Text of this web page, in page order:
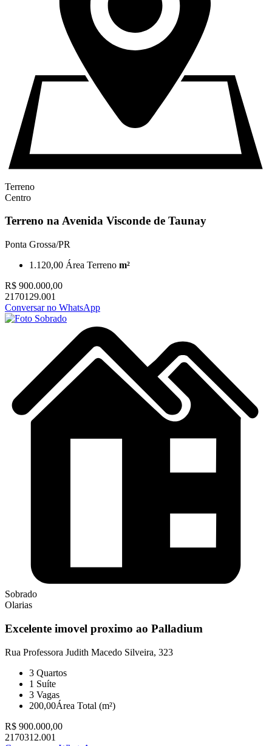
Terreno
Centro
Terreno na Avenida Visconde de Taunay
Ponta Grossa/PR
1.120,00 Área Terreno m²
R$ 900.000,00
2170129.001
Conversar no WhatsApp
Sobrado
Olarias
Excelente imovel proximo ao Palladium
Rua Professora Judith Macedo Silveira, 323
3 Quartos
1 Suíte
3 Vagas
200,00Área Total (m²)
R$ 900.000,00
2170312.001